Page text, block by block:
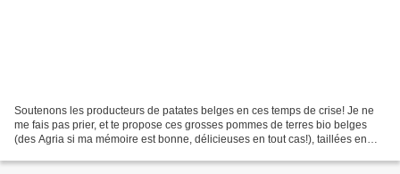
Soutenons les producteurs de patates belges en ces temps de crise! Je ne
me fais pas prier, et te propose ces grosses pommes de terres bio belges
(des Agria si ma mémoire est bonne, délicieuses en tout cas!), taillées en